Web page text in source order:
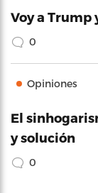
Voy a Trump
0
Opiniones
El
y solución
0